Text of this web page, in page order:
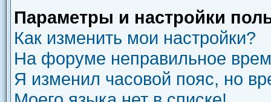
Параметры и настройки
Как изменить мои настройки?
На форуме неправильное
Я изменил часовой пояс, но